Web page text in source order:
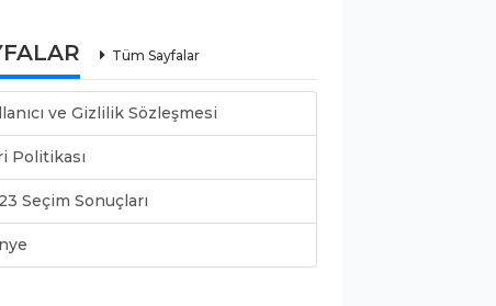
Tüm Sayfalar
ve Gizlilik Sözleşmesi
Politikası
Seçim Sonuçları